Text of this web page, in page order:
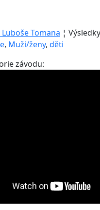
Tomana ¦
, Muži/ženy, děti
závodu: